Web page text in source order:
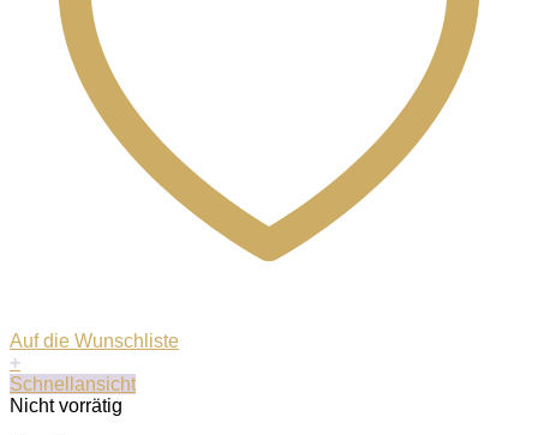
Auf die Wunschliste
+
Schnellansicht
Nicht vorrätig